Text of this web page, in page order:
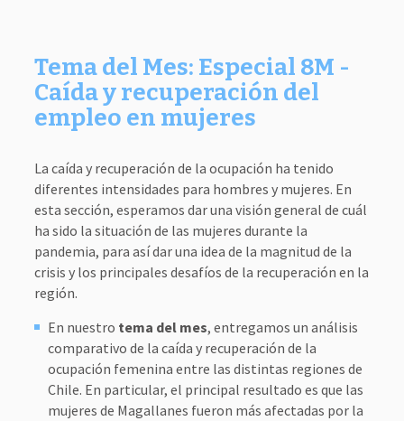
Tema del Mes: Especial 8M -
Caída y recuperación del
empleo en mujeres
La caída y recuperación de la ocupación ha tenido
diferentes intensidades para hombres y mujeres. En
esta sección, esperamos dar una visión general de cuál
ha sido la situación de las mujeres durante la
pandemia, para así dar una idea de la magnitud de la
crisis y los principales desafíos de la recuperación en la
región.
En nuestro tema del mes, entregamos un análisis
comparativo de la caída y recuperación de la
ocupación femenina entre las distintas regiones de
Chile. En particular, el principal resultado es que las
mujeres de Magallanes fueron más afectadas por la